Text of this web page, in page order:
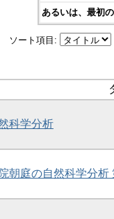
あるいは、最初
ソート項目:
科学分析
朝庭の自然科学分析